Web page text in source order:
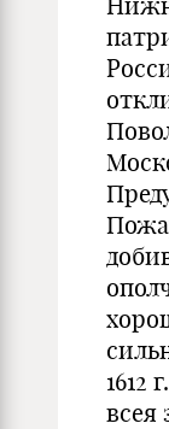
1612
всея